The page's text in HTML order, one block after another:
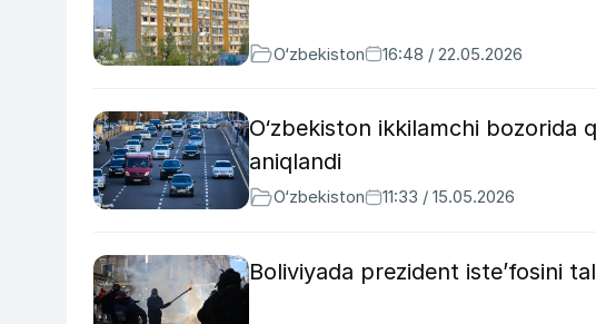
O‘zbekiston 16:48 / 22.05.2026
O‘zbekiston ikkilamchi bozorida
aniqlandi
O‘zbekiston 11:33 / 15.05.2026
Boliviyada prezident iste’fosini